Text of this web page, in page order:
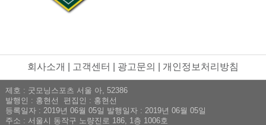
회사소개 고객센터 광고문의 개인정보처리방침
제호 : 굿모닝스포츠 서울 아, 52386
발행인 : 홍현선 편집인 : 홍현선
등록일자 : 2019년 06월 05일 발행일자 : 2019년 06월 05일
주소 : 서울시 동작구 노량진로 186, 1층 1006호